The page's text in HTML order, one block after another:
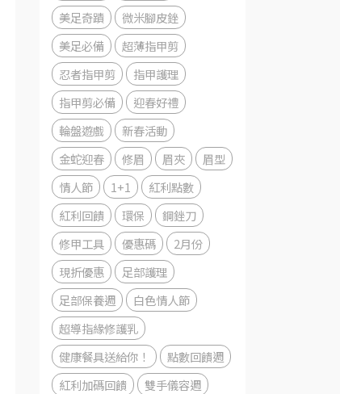
美足奇蹟
微米腳皮銼
美足必備
超薄指甲剪
忍者指甲剪
指甲護理
指甲剪必備
迎春好禮
輪盤遊戲
新春活動
金蛇迎春
修眉 眉夾
眉型
情人節
1+1
紅利點數
紅利回饋
環保
鋼銼刀
修甲工具
優惠碼
2月份
現折優惠
足部護理
足部保養週
白色情人節
超導指緣修護乳
健康餐具送給你！
點數回饋週
紅利加碼回饋
雙手儀容週